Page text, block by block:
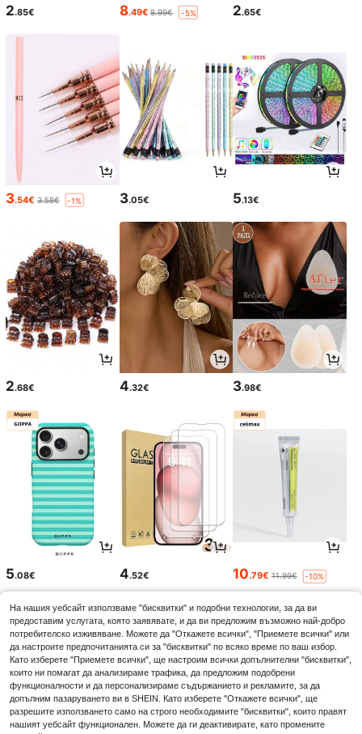
2.85€ 8.49€ 8.99€ -5% 2.65€
3.54€ 3.58€ -1% 3.05€ 5.13€
2.68€ 4.32€ 3.98€
5.08€ 4.52€ 10.79€ 11.99€ -10%
На нашия уебсайт използваме "бисквитки" и подобни технологии, за да ви
предоставим услугата, която заявявате, и да ви предложим възможно най-добро
потребителско изживяване. Можете да "Откажете всички", "Приемете всички" или
да настроите предпочитанията си за "бисквитки" по всяко време по ваш избор.
Като изберете "Приемете всички", ще настроим всички допълнителни "бисквитки",
които ни помагат да анализираме трафика, да предложим подобрени
функционалности и да персонализираме съдържанието и рекламите, за да
допълним пазаруването ви в SHEIN. Като изберете "Откажете всички", ще
разрешите използването само на строго необходимите "бисквитки", които правят
нашият уебсайт функционален. Можете да ги деактивирате, като промените